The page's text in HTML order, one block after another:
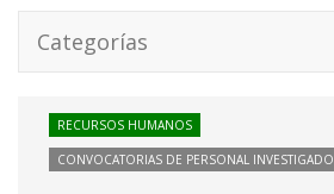
Categorías
RECURSOS HUMANOS
CONVOCATORIAS DE PERSONAL